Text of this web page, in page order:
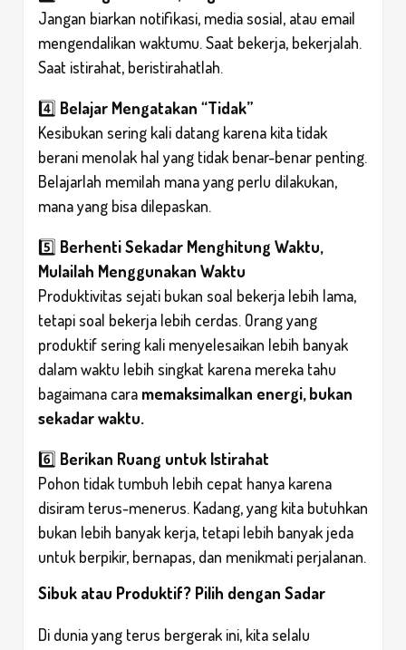
Jangan biarkan notifikasi, media sosial, atau email
mengendalikan waktumu. Saat bekerja, bekerjalah.
Saat istirahat, beristirahatlah.
4️⃣ Belajar Mengatakan “Tidak”
Kesibukan sering kali datang karena kita tidak
berani menolak hal yang tidak benar-benar penting.
Belajarlah memilah mana yang perlu dilakukan,
mana yang bisa dilepaskan.
5️⃣ Berhenti Sekadar Menghitung Waktu,
Mulailah Menggunakan Waktu
Produktivitas sejati bukan soal bekerja lebih lama,
tetapi soal bekerja lebih cerdas. Orang yang
produktif sering kali menyelesaikan lebih banyak
dalam waktu lebih singkat karena mereka tahu
bagaimana cara memaksimalkan energi, bukan
sekadar waktu.
6️⃣ Berikan Ruang untuk Istirahat
Pohon tidak tumbuh lebih cepat hanya karena
disiram terus-menerus. Kadang, yang kita butuhkan
bukan lebih banyak kerja, tetapi lebih banyak jeda
untuk berpikir, bernapas, dan menikmati perjalanan.
Sibuk atau Produktif? Pilih dengan Sadar
Di dunia yang terus bergerak ini, kita selalu